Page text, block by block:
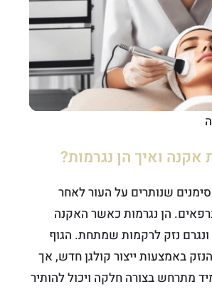
ואיך הן נגרמות?
שנותרים על העור לאחר
הן נגרמות כאשר האקנה
ונגרם נזק לרקמות שמתחת. הגוף
באמצעות ייצור קולגן חדש, אך
מתרחש בצורה חלקה ויכול להותיר